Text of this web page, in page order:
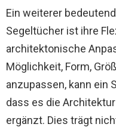
Ein weiterer
Segeltücher ist ihre
architektonische
Möglichkeit, Form,
anzupassen, kann ein
dass es die
ergänzt. Dies trägt